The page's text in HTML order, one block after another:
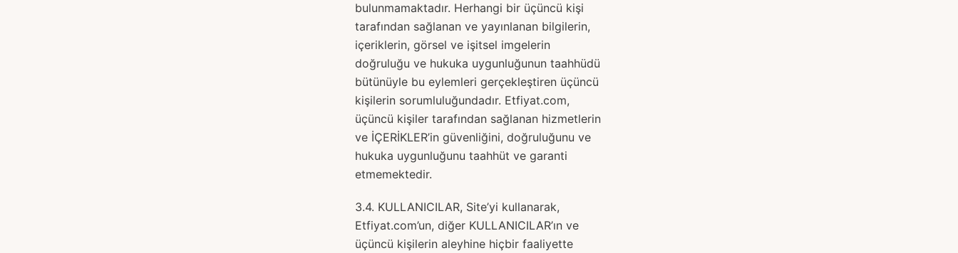
bulunmamaktadır. Herhangi bir üçüncü kişi
tarafından sağlanan ve yayınlanan bilgilerin,
içeriklerin, görsel ve işitsel imgelerin
doğruluğu ve hukuka uygunluğunun taahhüdü
bütünüyle bu eylemleri gerçekleştiren üçüncü
kişilerin sorumluluğundadır. Etfiyat.com,
üçüncü kişiler tarafından sağlanan hizmetlerin
ve İÇERİKLER’in güvenliğini, doğruluğunu ve
hukuka uygunluğunu taahhüt ve garanti
etmemektedir.
3.4. KULLANICILAR, Site’yi kullanarak,
Etfiyat.com’un, diğer KULLANICILAR’ın ve
üçüncü kişilerin aleyhine hiçbir faaliyette